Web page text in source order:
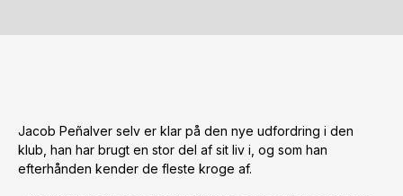
Jacob Peñalver selv er klar på den nye udfordring i den
klub, han har brugt en stor del af sit liv i, og som han
efterhånden kender de fleste kroge af.